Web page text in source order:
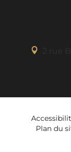
Plan du